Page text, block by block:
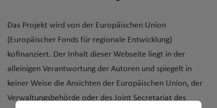
Das Projekt wird von der Europäischen Union
(Europäischer Fonds für regionale Entwicklung)
kofinanziert. Der Inhalt dieser Webseite liegt in der
alleinigen Verantwortung der Autoren und spiegelt in
keiner Weise die Ansichten der Europäischen Union, der
Verwaltungsbehörde oder des Joint Secretariat des